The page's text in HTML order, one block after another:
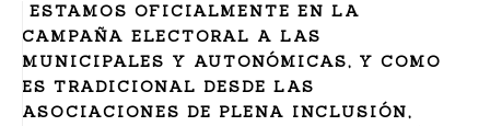
ESTAMOS OFICIALMENTE EN LA
CAMPAÑA ELECTORAL A LAS
MUNICIPALES Y AUTONÓMICAS, Y COMO
ES TRADICIONAL DESDE LAS
ASOCIACIONES DE PLENA INCLUSIÓN,